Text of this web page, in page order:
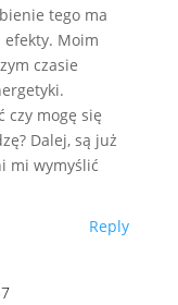
tego ma
efekty. Moim
czasie
czy mogę się
Dalej, są już
mi wymyślić
Reply